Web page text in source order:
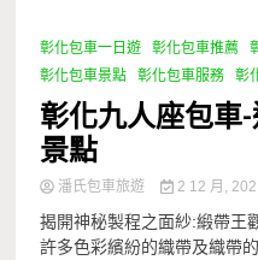
1 Minute
彰化包車一日遊 彰化包車推薦
彰化包車景點
彰化包車服務 彰
彰化九人座包車
景點
潘氏包車旅遊 2 12 月,
揭開神秘製程之面紗:緞帶王
許多色彩繽紛的織帶及織帶